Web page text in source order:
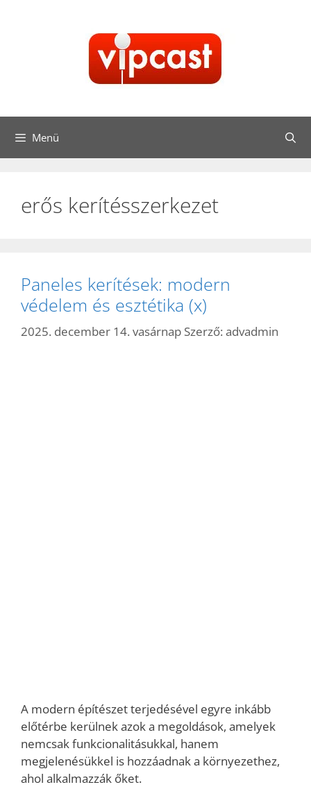
Menü
erős kerítésszerkezet
Paneles kerítések: modern
védelem és esztétika (x)
2025. december 14. vasárnap Szerző: advadmin
A modern építészet terjedésével egyre inkább
előtérbe kerülnek azok a megoldások, amelyek
nemcsak funkcionalitásukkal, hanem
megjelenésükkel is hozzáadnak a környezethez,
ahol alkalmazzák őket.